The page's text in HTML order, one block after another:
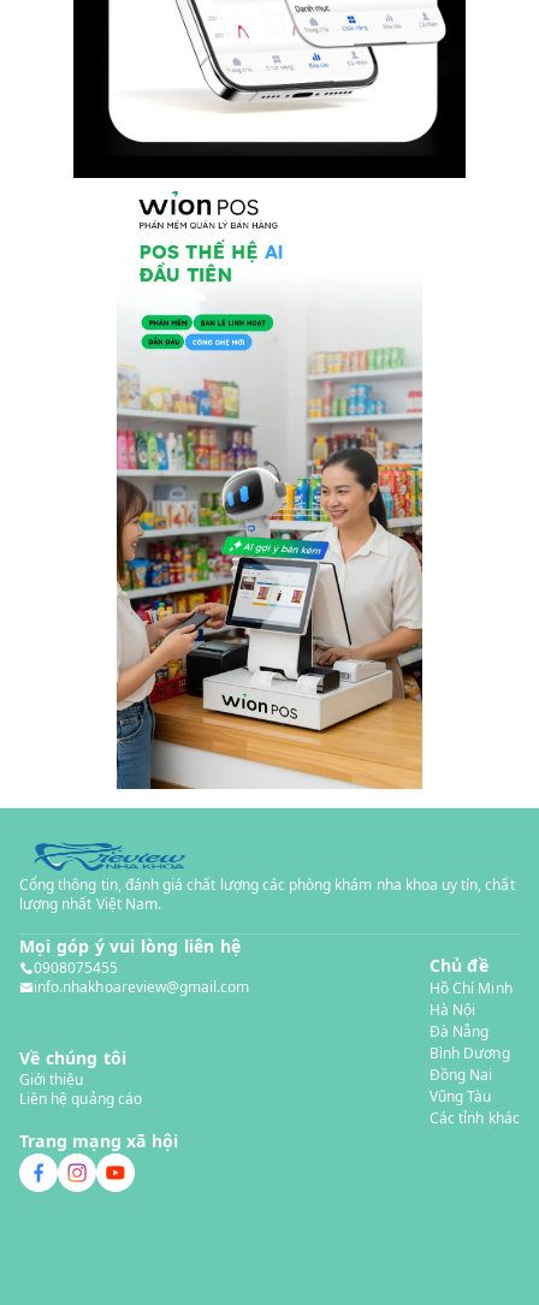
Cổng thông tin, đánh giá chất lượng các phòng khám nha khoa uy tín, chất
lượng nhất Việt Nam.
Mọi góp ý vui lòng liên hệ
0908075455
info.nhakhoareview@gmail.com
Về chúng tôi
Giới thiệu
Liên hệ quảng cáo
Trang mạng xã hội
Chủ đề
Hồ Chí Minh
Hà Nội
Đà Nẵng
Bình Dương
Đồng Nai
Vũng Tàu
Các tỉnh khác